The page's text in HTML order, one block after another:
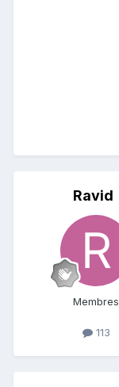
Ravid
Membres
113